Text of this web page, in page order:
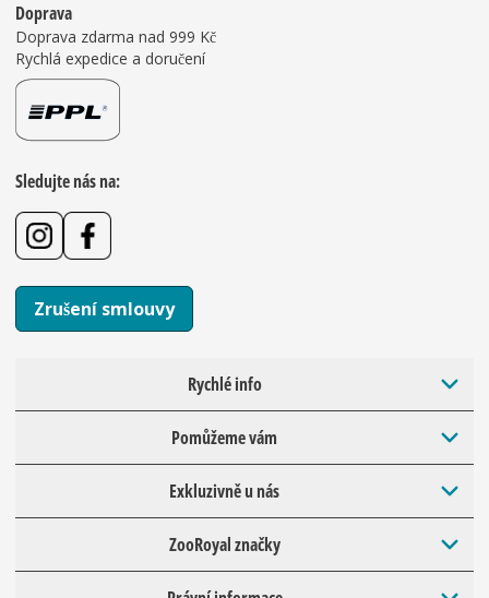
Doprava
Doprava zdarma nad 999 Kč
Rychlá expedice a doručení
Sledujte nás na:
Zrušení smlouvy
Rychlé info
Pomůžeme vám
Exkluzivně u nás
ZooRoyal značky